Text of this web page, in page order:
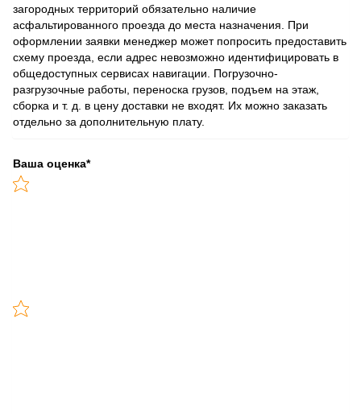
загородных территорий обязательно наличие
асфальтированного проезда до места назначения. При
оформлении заявки менеджер может попросить предоставить
схему проезда, если адрес невозможно идентифицировать в
общедоступных сервисах навигации. Погрузочно-
разгрузочные работы, переноска грузов, подъем на этаж,
сборка и т. д. в цену доставки не входят. Их можно заказать
отдельно за дополнительную плату.
Ваша оценка*